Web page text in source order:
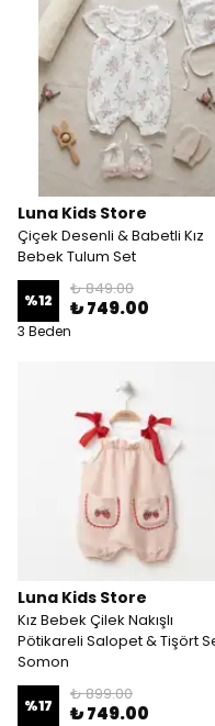
Luna Kids Store
Çiçek Desenli & Babetli Kız
Bebek Tulum Set
%12
₺ 849.00
₺ 749.00
3 Beden
Luna Kids Store
Kız Bebek Çilek Nakışlı
Pötikareli Salopet & Tişört
Somon
%17
₺ 899.00
₺ 749.00